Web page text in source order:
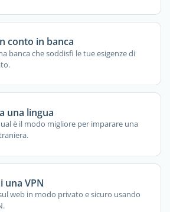
conto in banca
banca che soddisfi le tue esigenze di
una lingua
è il modo migliore per imparare una
una VPN
web in modo privato e sicuro usando